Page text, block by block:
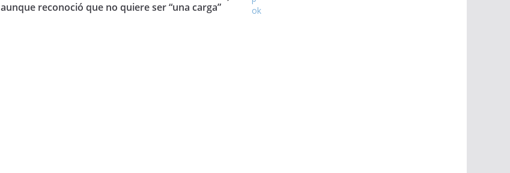
aunque reconoció que no quiere ser “una carga”